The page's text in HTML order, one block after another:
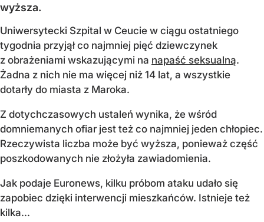
wyższa.
Uniwersytecki Szpital w Ceucie w ciągu ostatniego
tygodnia przyjął co najmniej pięć dziewczynek
z obrażeniami wskazującymi na napaść seksualną.
Żadna z nich nie ma więcej niż 14 lat, a wszystkie
dotarły do miasta z Maroka.
Z dotychczasowych ustaleń wynika, że wśród
domniemanych ofiar jest też co najmniej jeden chłopiec.
Rzeczywista liczba może być wyższa, ponieważ część
poszkodowanych nie złożyła zawiadomienia.
Jak podaje Euronews, kilku próbom ataku udało się
zapobiec dzięki interwencji mieszkańców. Istnieje też
kilka...